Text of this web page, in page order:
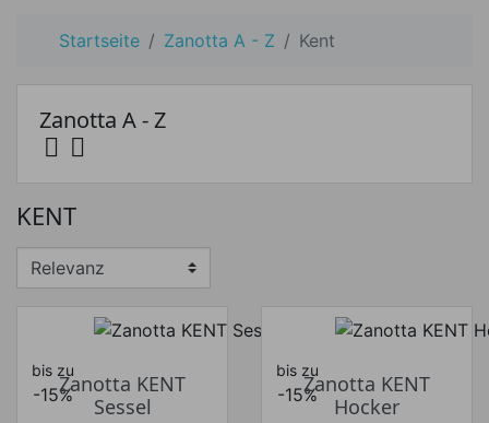
Startseite Zanotta A - Z Kent
Preis von
Zanotta A - Z
 
KENT
bis zu
-15%Zanotta KENT
Sessel
bis zu
-15%Zanotta KENT
Hocker